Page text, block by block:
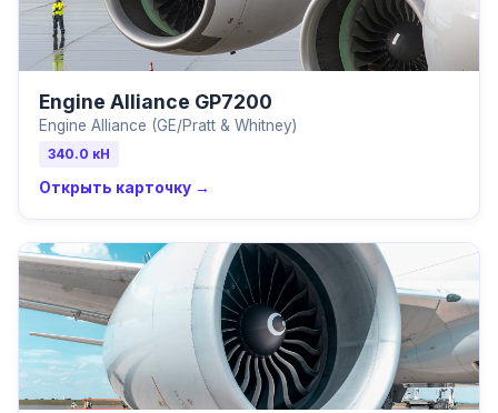
Engine Alliance GP7200
Engine Alliance (GE/Pratt & Whitney)
340.0 кН
Открыть карточку →